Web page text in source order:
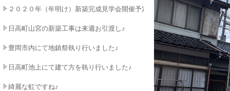
２０２０年（年明け）新築完成見学会開催予定♪
日高町山宮の新築工事は来週お引渡し♪
豊岡市内にて地鎮祭執り行いました♪
日高町池上にて建て方を執り行いました♪
綺麗な虹ですね♪